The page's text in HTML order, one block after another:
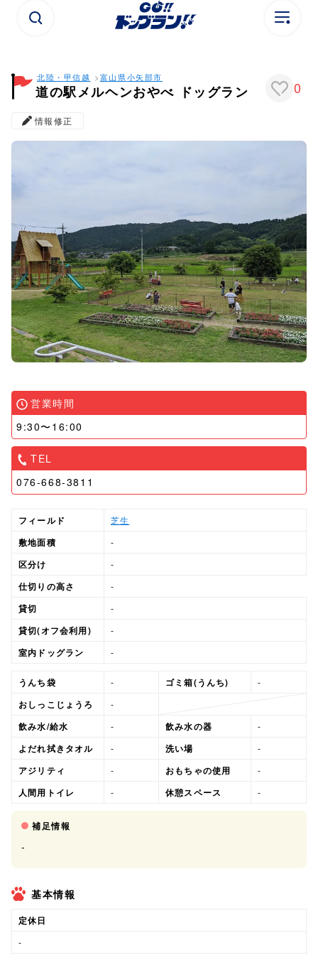
北陸・甲信越 富山県小矢部市
道の駅メルヘンおやべ ドッグラン 0
情報修正
営業時間
9:30〜16:00
TEL
076-668-3811
フィールド 芝生
敷地面積 -
区分け -
仕切りの高さ -
貸切 -
貸切(オフ会利用) -
室内ドッグラン -
うんち袋 - ゴミ箱(うんち) -
おしっこじょうろ -
飲み水/給水 - 飲み水の器 -
よだれ拭きタオル - 洗い場 -
アジリティ - おもちゃの使用 -
人間用トイレ - 休憩スペース -
補足情報
-
基本情報
定休日
-